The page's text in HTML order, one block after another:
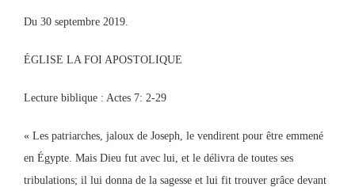
Du 30 septembre 2019.
ÉGLISE LA FOI APOSTOLIQUE
Lecture biblique : Actes 7: 2-29
« Les patriarches, jaloux de Joseph, le vendirent pour être emmené
en Égypte. Mais Dieu fut avec lui, et le délivra de toutes ses
tribulations; il lui donna de la sagesse et lui fit trouver grâce devant